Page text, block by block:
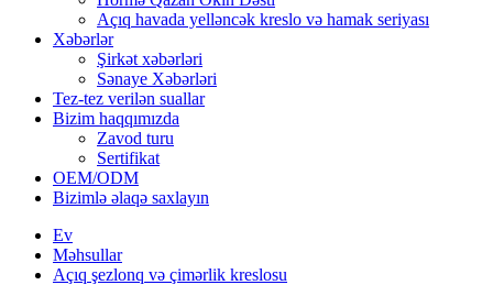
Açıq havada yelləncək kreslo və hamak seriyası
Xəbərlər
Şirkət xəbərləri
Sənaye Xəbərləri
Tez-tez verilən suallar
Bizim haqqımızda
Zavod turu
Sertifikat
OEM/ODM
Bizimlə əlaqə saxlayın
Ev
Məhsullar
Açıq şezlonq və çimərlik kreslosu